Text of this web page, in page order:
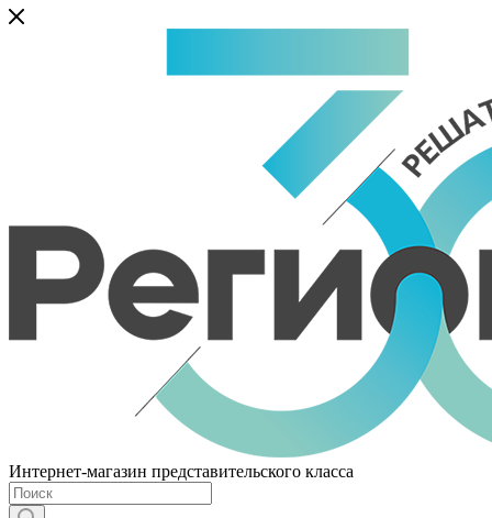
Интернет-магазин представительского класса